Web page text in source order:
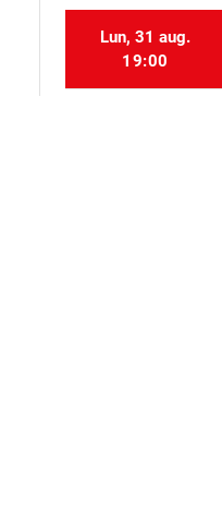
Lun, 31 aug.
19:00